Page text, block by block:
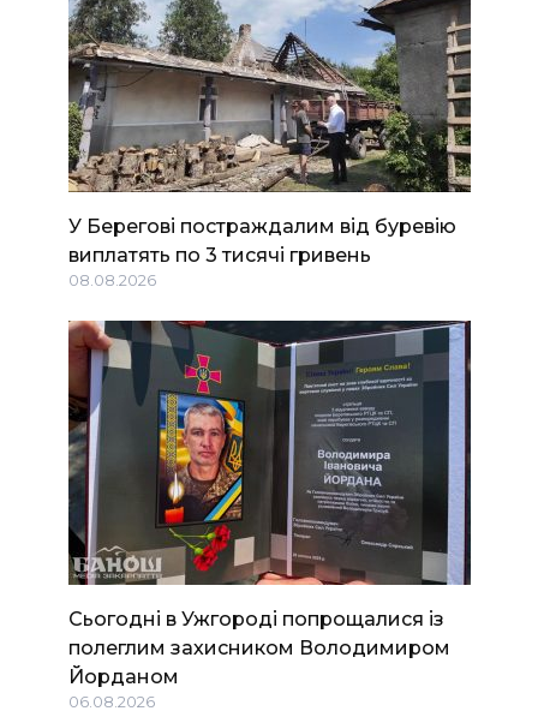
У Берегові постраждалим від буревію
виплатять по 3 тисячі гривень
08.08.2026
Сьогодні в Ужгороді попрощалися із
полеглим захисником Володимиром
Йорданом
06.08.2026